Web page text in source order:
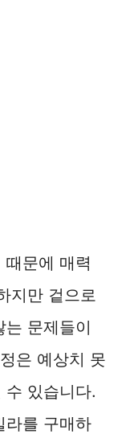
문에 매력
지만 겉으로
문제들이
은 예상치 못
수 있습니다.
라를 구매하